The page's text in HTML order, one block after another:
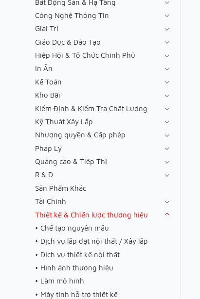
Bất Động Sản & Hạ Tầng
Công Nghệ Thông Tin
Giải Trí
Giáo Dục & Đào Tạo
Hiệp Hội & Tổ Chức Chính Phủ
In Ấn
Kế Toán
Kho Bãi
Kiểm Định & Kiểm Tra Chất Lượng
Kỹ Thuật Xây Lắp
Nhượng quyền & Cấp phép
Pháp Lý
Quảng cáo & Tiếp Thị
R & D
Sản Phẩm Khác
Tài Chính
Thiết kế & Chiến lược thương hiệu
Chế tạo nguyên mẫu
Dịch vụ lắp đặt nội thất / Xây lắp
Dịch vụ thiết kế nội thất
Hình ảnh thương hiệu
Làm mô hình
Máy tính hỗ trợ thiết kế